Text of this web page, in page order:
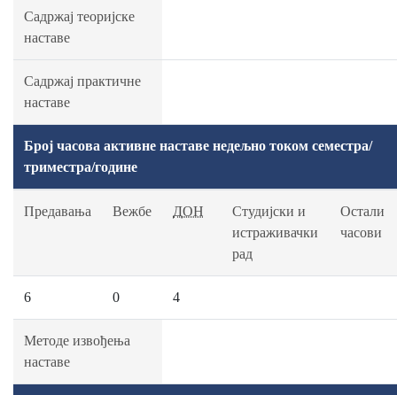
Садржај теоријске
наставе
Садржај практичне
наставе
Број часова активне наставе недељно током семестра/
триместра/године
Предавања Вежбе ДОН
Студијски и
истраживачки
рад
Остали
часови
6 0 4
Методе извођења
наставе